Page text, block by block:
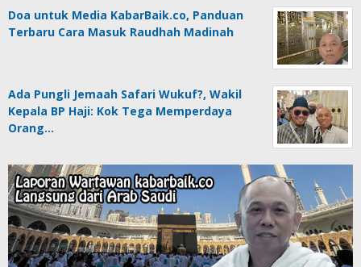
Doa untuk Media KabarBaik.co, Panduan
Terbaru Cara Masuk Raudhah Madinah
Ada Pungli Jemaah Safari Wukuf?, Wakil
Kepala BP Haji: Kok Tega Memperdaya
Orang…